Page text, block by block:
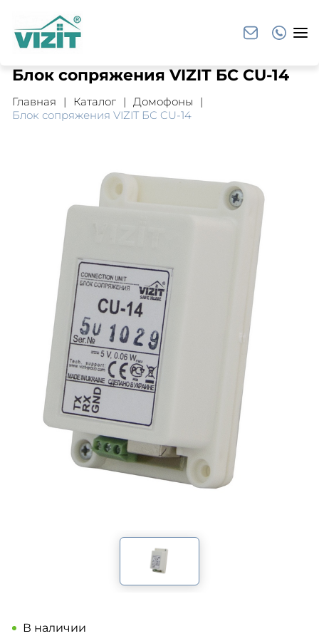
Блок сопряжения VIZIT БС CU-14
Главная Каталог
Домофоны
Блок сопряжения VIZIT БС CU-14
В наличии